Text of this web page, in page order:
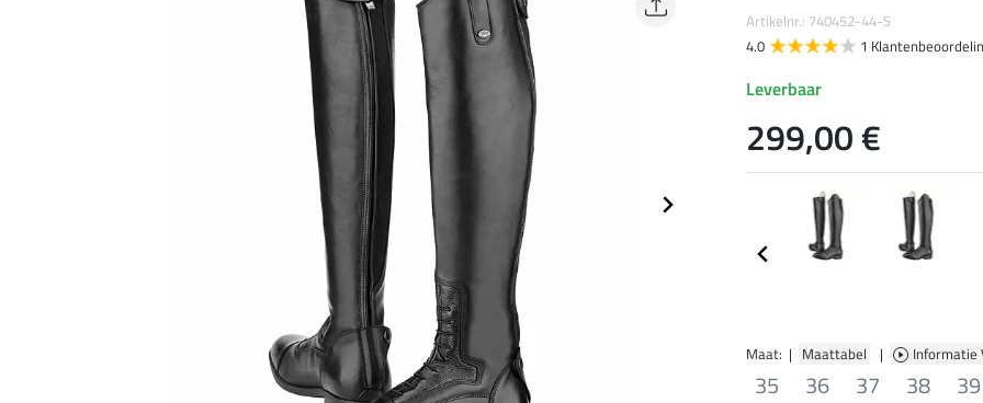
Maat: | Maattabel | Informatie
35 36 37 38 39
Artikelnr.: 740452-44-S
4.0
1
Leverbaar
299,00 €